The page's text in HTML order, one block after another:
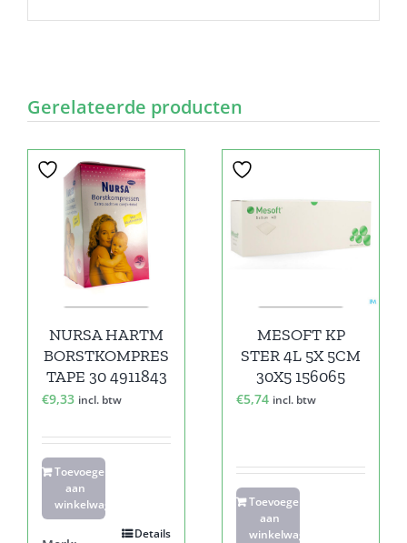
Gerelateerde producten
NURSA HARTM
BORSTKOMPRES
TAPE 30 4911843
€9,33 incl. btw
Toevoegen
aan
winkelwagen
Details
MESOFT KP
STER 4L 5X 5CM
30X5 156065
€5,74 incl. btw
Toevoegen
aan
winkelwagen